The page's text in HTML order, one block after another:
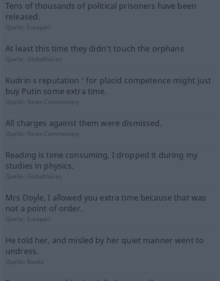
Tens of thousands of political prisoners have been
released.
Quelle: Europarl
At least this time they didn't touch the orphans
Quelle: GlobalVoices
Kudrin s reputation ’ for placid competence might just
buy Putin some extra time.
Quelle: News-Commentary
All charges against them were dismissed.
Quelle: News-Commentary
Reading is time consuming, I dropped it during my
studies in physics.
Quelle: GlobalVoices
Mrs Doyle, I allowed you extra time because that was
not a point of order.
Quelle: Europarl
He told her, and misled by her quiet manner went to
undress.
Quelle: Books